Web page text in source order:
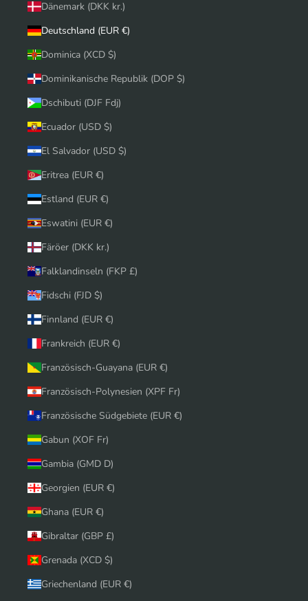
Dänemark (DKK kr.)
Deutschland (EUR €)
Dominica (XCD $)
Dominikanische Republik (DOP $)
Dschibuti (DJF Fdj)
Ecuador (USD $)
El Salvador (USD $)
Eritrea (EUR €)
Estland (EUR €)
Eswatini (EUR €)
Färöer (DKK kr.)
Falklandinseln (FKP £)
Fidschi (FJD $)
Finnland (EUR €)
Frankreich (EUR €)
Französisch-Guayana (EUR €)
Französisch-Polynesien (XPF Fr)
Französische Südgebiete (EUR €)
Gabun (XOF Fr)
Gambia (GMD D)
Georgien (EUR €)
Ghana (EUR €)
Gibraltar (GBP £)
Grenada (XCD $)
Griechenland (EUR €)